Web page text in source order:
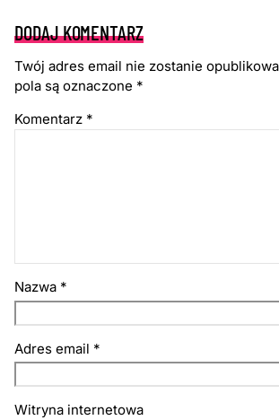
DODAJ KOMENTARZ
Twój adres email nie zostanie
pola są oznaczone *
Komentarz *
Nazwa *
Adres email *
Witryna internetowa